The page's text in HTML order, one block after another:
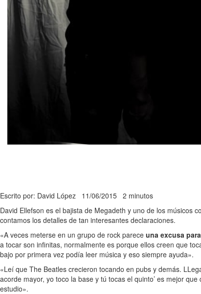
Escrito por: David López 11/06/2015 2 minutos
David Ellefson es el bajista de Megadeth y uno de los músicos
contamos los detalles de tan interesantes declaraciones.
«A veces meterse en un grupo de rock parece una excusa
a tocar son infinitas, normalmente es porque ellos creen que
bajo por primera vez podía leer música y eso siempre ayuda».
«Leí que The Beatles crecieron tocando en pubs y demás.
acorde mayor, yo toco la base y tú tocas el quinto’ es mejor
estudio».